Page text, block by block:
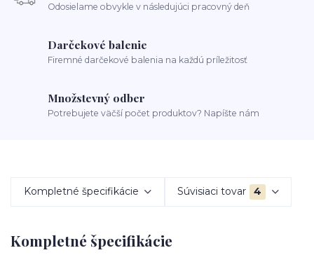
Odosielame obvykle v následujúci pracovný deň
Darčekové balenie
Firemné darčekové balenia na každú príležitosť
Množstevný odber
Potrebujete väčší počet produktov? Napíšte nám
Kompletné špecifikácie Súvisiaci tovar 4
Kompletné špecifikácie